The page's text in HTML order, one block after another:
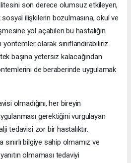
son derece olumsuz etkileyen,
ilişkilerin bozulmasına, okul ve
yol açabilen bu hastalığın
yöntemler olarak sınıflandırabiliriz.
başına yetersiz kalacağından
de beraberinde uygulamak
olmadığını, her bireyin
gerektiğini vurgulayan
tedavisi zor bir hastalıktır.
sınırlı bilgiye sahip olmamız ve
olmaması tedaviyi